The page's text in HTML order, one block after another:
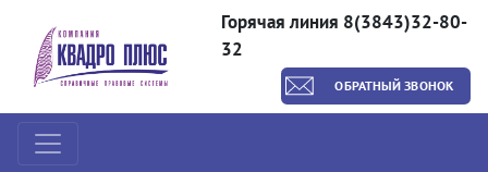
Горячая линия 8(3843)32-80-
32
ОБРАТНЫЙ ЗВОНОК